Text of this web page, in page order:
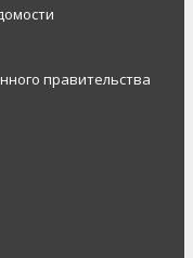
правительства